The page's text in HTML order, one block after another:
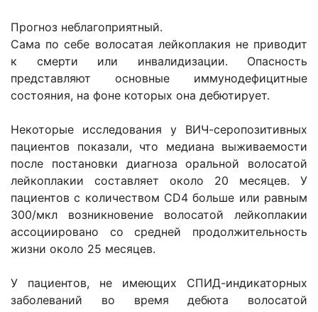
Прогноз неблагоприятный.
Сама по себе волосатая лейкоплакия не приводит
к смерти или инвалидизации. Опасность
представляют основные иммунодефицитные
состояния, на фоне которых она дебютирует.
Некоторые исследования у ВИЧ-серопозитивных
пациентов показали, что медиана выживаемости
после постановки диагноза оральной волосатой
лейкоплакии составляет около 20 месяцев. У
пациентов с количеством CD4 больше или равным
300/мкл возникновение волосатой лейкоплакии
ассоциировано со средней продолжительность
жизни около 25 месяцев.
У пациентов, не имеющих СПИД-индикаторных
заболеваний во время дебюта волосатой